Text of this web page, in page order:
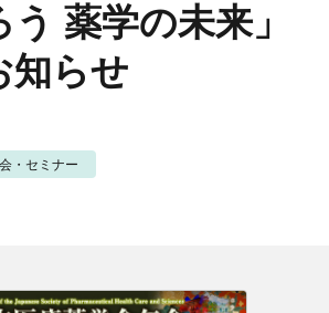
ジウム
ンファランス
プ
制度
剤師制度
協力
う 薬学の未来」
知らせ
・セミナー